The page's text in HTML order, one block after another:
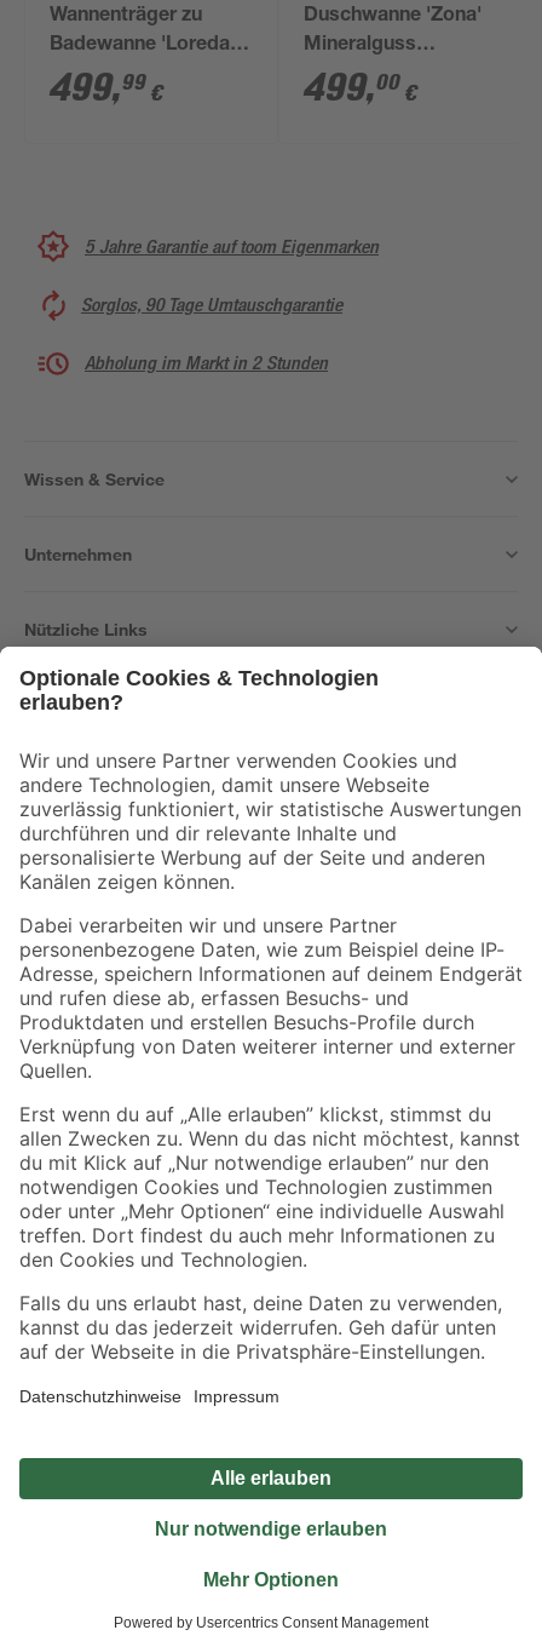
Wannenträger zu
Badewanne 'Loredana
Modell A' weiß
499,99 €
Duschwanne 'Zona'
Mineralguss
zementgrau 1200 x
800 / 30 mm
499,00 €
5 Jahre Garantie auf toom Eigenmarken
Sorglos, 90 Tage Umtauschgarantie
Abholung im Markt in 2 Stunden
Wissen & Service
Unternehmen
Nützliche Links
Der toom Newsletter: Keine Angebote und Aktionen mehr verpassen!
Zur Newsletter Anmeldung
Folge uns
Zahlungsarten Versandarten
Sicher einkaufen
Jetzt die toom-App herunterladen
Alle Preisangaben in EUR inkl. gesetzl. MwSt.. Die dargestellten Angebote sind unter
Umständen nicht in allen Märkten verfügbar. Die angegebenen Verfügbarkeiten beziehen
Produkte nur solange der Vorrat reicht.
*Paketversand ab 59 € versandkostenfrei, gilt nicht für Artikel mit Speditionsversand, hier
Privatsphäre Impressum
Nutzungsbedingungen
Widerrufsrecht
Vertrag widerrufen
© 2026 toom Baumarkt GmbH